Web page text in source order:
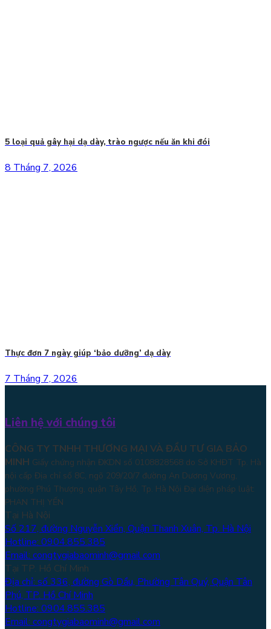
5 loại quả gây hại dạ dày, trào ngược nếu ăn khi đói
8 Tháng 7, 2026
Thực đơn 7 ngày giúp ‘bảo dưỡng’ dạ dày
7 Tháng 7, 2026
Liên hệ với chúng tôi
CÔNG TY TNHH THƯƠNG MẠI VÀ ĐẦU TƯ GIA BẢO
MINH Giấy chứng nhận ĐKDN số 0108828568 do Sở KHĐT Tp. Hà
nội cấp Địa chỉ số 8C, ngõ 209/20/7 đường An Dương Vương,
phường Phú Thượng, quận Tây Hồ, Tp. Hà Nội Đại diện pháp luật:
PHAN THỊ YẾN
Tại Hà Nội
Số 217, đường Nguyễn Xiển, Quận Thanh Xuân, Tp. Hà Nội
Hotline: 0904.855.385
Email: congtygiabaominh@gmail.com
Tại TP. Hồ Chí Minh
Địa chỉ: số 336, đường Gò Dầu, Phường Tân Quý, Quận Tân
Phú, TP. Hồ Chí Minh
Hotline: 0904.855.385
Email: congtygiabaominh@gmail.com